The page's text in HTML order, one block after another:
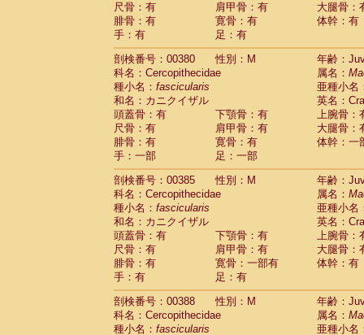
尺骨：有
肩甲骨：有
大腿骨：
腓骨：有
寛骨：有
体幹：有
手：有
足：有
剖検番号：00380
性別：M
年齢：
科名：Cercopithecidae
属名：
種小名： fascicularis
亜種小名
和名：カニクイザル
英名：
頭蓋骨：有
下顎骨：有
上腕骨：
尺骨：有
肩甲骨：有
大腿骨：
腓骨：有
寛骨：有
体幹：一
手：一部
足：一部
剖検番号：00385
性別：M
年齢：
科名：Cercopithecidae
属名：
種小名： fascicularis
亜種小名
和名：カニクイザル
英名：
頭蓋骨：有
下顎骨：有
上腕骨：
尺骨：有
肩甲骨：有
大腿骨：
腓骨：有
寛骨：一部有
体幹：有
手：有
足：有
剖検番号：00388
性別：M
年齢：
科名：Cercopithecidae
属名：
種小名： fascicularis
亜種小名